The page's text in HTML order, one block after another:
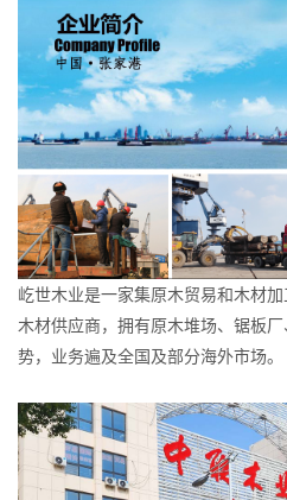
屹世木业是一家集原木贸易和木材
木材供应商，拥有原木堆场、锯板
势，业务遍及全国及部分海外市场。